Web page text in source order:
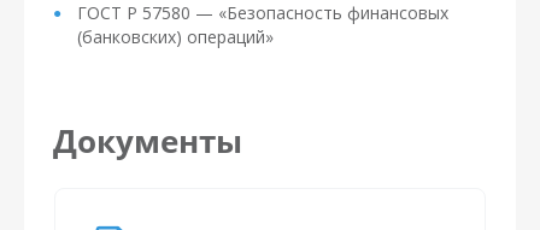
ГОСТ Р 57580 — «Безопасность финансовых
(банковских) операций»
Документы